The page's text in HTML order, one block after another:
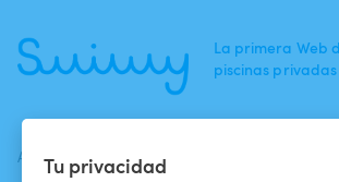
Tu privacidad
La primera Web
piscinas
ACTUALIDADES